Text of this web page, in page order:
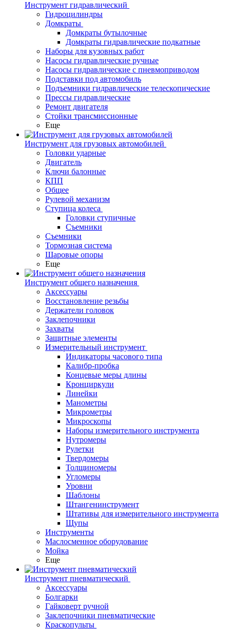
Инструмент гидравлический
Гидроцилиндры
Домкраты
Домкраты бутылочные
Домкраты гидравлические подкатные
Наборы для кузовных работ
Насосы гидравлические ручные
Насосы гидравлические с пневмоприводом
Подставки под автомобиль
Подъемники гидравлические телескопические
Прессы гидравлические
Ремонт двигателя
Стойки трансмиссионные
Еще
Инструмент для грузовых автомобилей
Головки ударные
Двигатель
Ключи балонные
КПП
Общее
Рулевой механизм
Ступица колеса
Головки ступичные
Съемники
Съемники
Тормозная система
Шаровые опоры
Еще
Инструмент общего назначения
Аксессуары
Восстановление резьбы
Держатели головок
Заклепочники
Захваты
Защитные элементы
Измерительный инструмент
Индикаторы часового типа
Калибр-пробка
Концевые меры длины
Кронциркули
Линейки
Манометры
Микрометры
Микроскопы
Наборы измерительного инструмента
Нутромеры
Рулетки
Твердомеры
Толщиномеры
Угломеры
Уровни
Шаблоны
Штангенинструмент
Штативы для измерительного инструмента
Щупы
Инструменты
Маслосменное оборудование
Мойка
Еще
Инструмент пневматический
Аксессуары
Болгарки
Гайковерт ручной
Заклепочники пневматические
Краскопульты